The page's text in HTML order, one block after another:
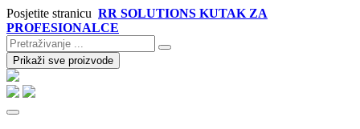
Posjetite stranicu RR SOLUTIONS KUTAK ZA
PROFESIONALCE
Prikaži sve proizvode